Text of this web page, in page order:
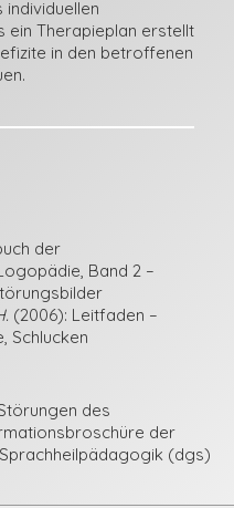
ein Therapieplan erstellt
in den betroffenen
der
Band 2 –
(2006): Leitfaden –
Schlucken
des
der
(dgs)